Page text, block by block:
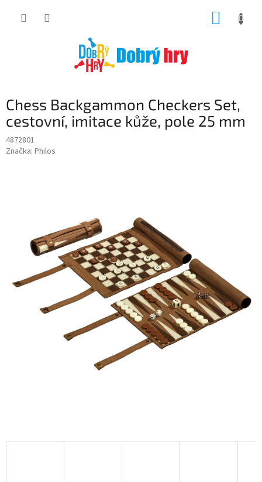
Chess Backgammon Checkers Set,
cestovní, imitace kůže, pole 25 mm
4872801
Značka: Philos